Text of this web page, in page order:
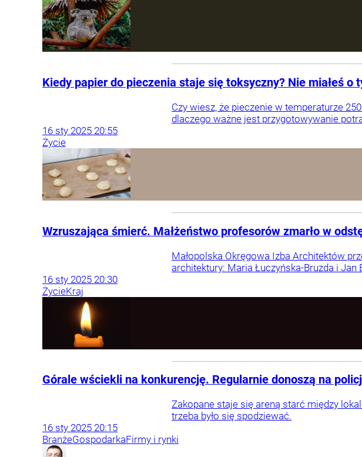
Kiedy papier do pieczenia staje się toksyczny? Nie miałeś o
Czy wiesz, że pieczenie w temperaturze
dlaczego ważne jest przygotowywanie
16 sty 2025 20:55
Życie
Wzruszająca śmierć. Małżeństwo profesorów zmarło w
Małopolska Okręgowa Izba Architektów
architektury: Maria Łuczyńska-Bruzda i Jan
16 sty 2025 20:30
ŻycieKraj
Górale wściekli na konkurencję. Regularnie donoszą na
Zakopane staje się areną starć między
trzeba było się spodziewać.
16 sty 2025 20:15
BranżeGospodarkaFirmy i rynki